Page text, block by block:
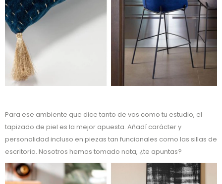
Para ese ambiente que dice tanto de vos como tu estudio, el
tapizado de piel es la mejor apuesta. Añadí carácter y
personalidad incluso en piezas tan funcionales como las sillas de
escritorio. Nosotros hemos tomado nota, ¿te apuntas?